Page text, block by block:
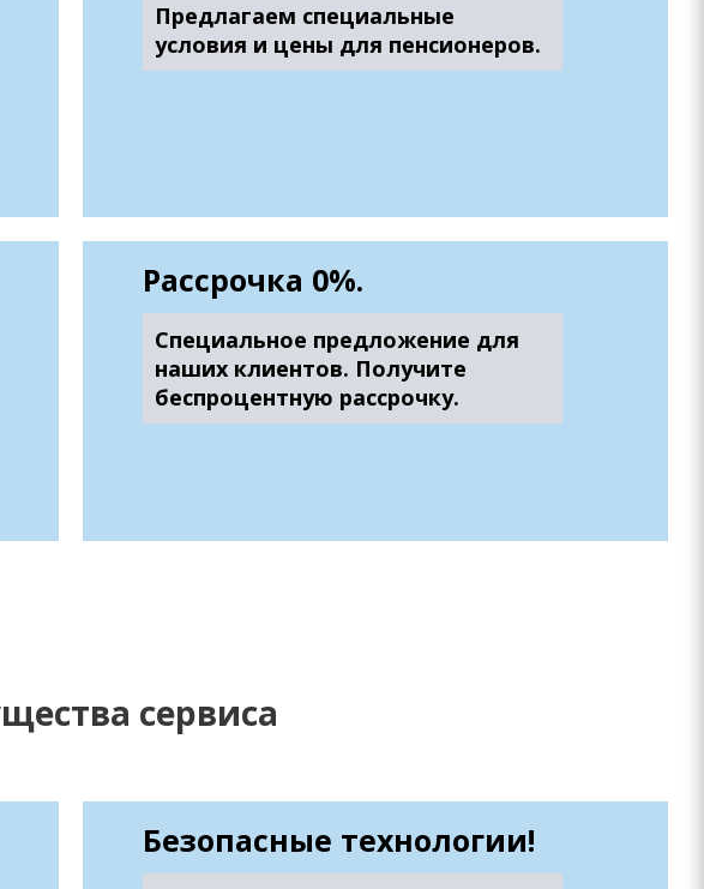
Предлагаем специальные
условия и цены для пенсионеров.
Рассрочка 0%.
Специальное предложение для
наших клиентов. Получите
беспроцентную рассрочку.
сервиса
Безопасные технологии!